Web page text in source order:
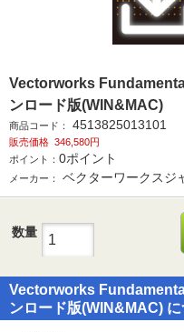
Vectorworks
ンロード版(WIN&MAC)
商品コード： 4513825013101
販売価格 346,580円
ポイント： 0ポイント
メーカー： ベクターワークスジ
数量
Vectorworks
ンロード版(WIN&MAC)